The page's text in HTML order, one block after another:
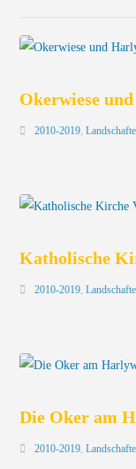
Okerwiese
2010-2019,
Katholische
2010-2019,
Die Oker am
2010-2019,